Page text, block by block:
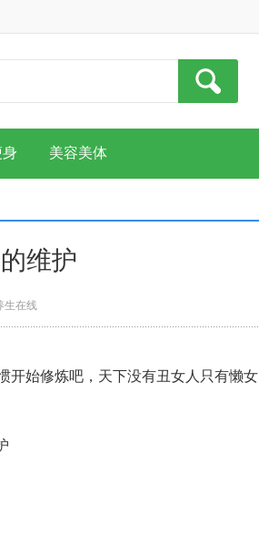
美容美体
维护
在线
开始修炼吧，天下没有丑女人只有懒女